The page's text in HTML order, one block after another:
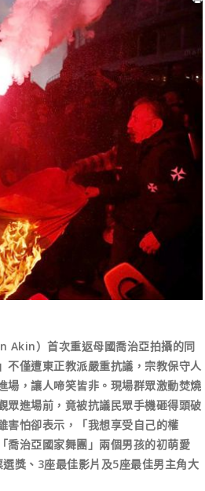
）首次重返母國喬治亞拍攝的同
不僅遭東正教派嚴重抗議，宗教保守人
場，讓人啼笑皆非。現場群眾激動焚燒
眾進場前，竟被抗議民眾手機砸得頭破
害怕卻表示，「我想享受自己的權
喬治亞國家舞團」兩個男孩的初萌愛
獎、3座最佳影片及5座最佳男主角大